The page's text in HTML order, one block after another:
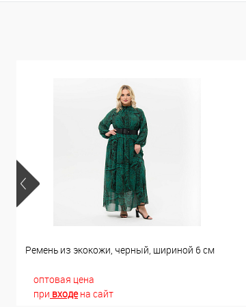
В избранное
В наличии
Ремень из экокожи, черный, шириной 6 см
оптовая цена
при входена сайт